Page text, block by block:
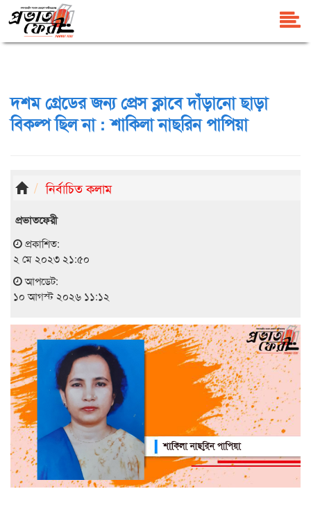
দশম গ্রেডের জন্য প্রেস ক্লাবে দাঁড়ানো ছাড়া
বিকল্প ছিল না : শাকিলা নাছরিন পাপিয়া
নির্বাচিত কলাম
প্রভাতফেরী
প্রকাশিত:
২ মে ২০২৩ ২১:৫০
আপডেট:
১০ আগস্ট ২০২৬ ১১:১২